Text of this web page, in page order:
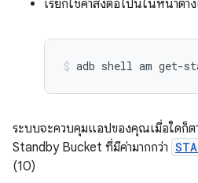
เรียกใช้คำสั่งต่อไปนี้ในหน้าต่า
adb shell am get-
ระบบจะควบคุมแอปของคุณเมื่อใดก็
Standby Bucket ที่มีค่ามากกว่า
(10)